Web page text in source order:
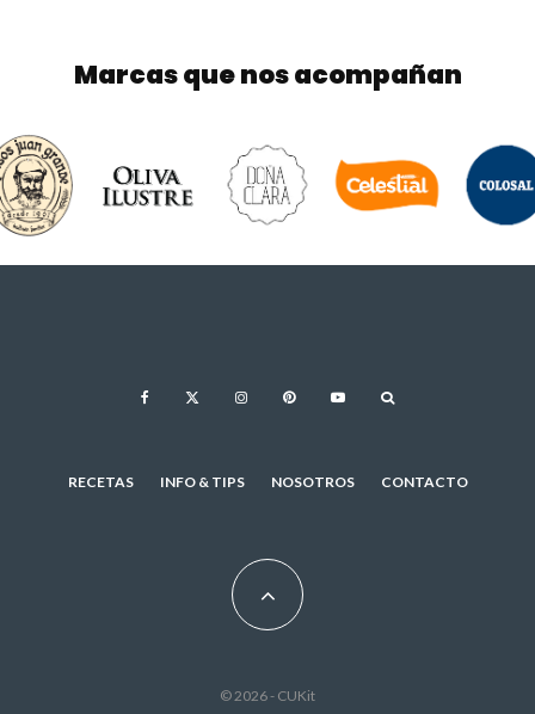
Marcas que nos acompañan
RECETAS INFO & TIPS NOSOTROS CONTACTO
© 2026 - CUKit